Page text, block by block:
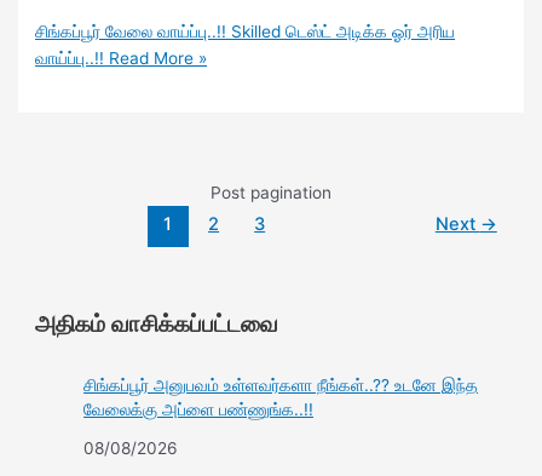
சிங்கப்பூர் வேலை வாய்ப்பு..!! Skilled டெஸ்ட் அடிக்க ஓர் அரிய
வாய்ப்பு..!! Read More »
Post pagination
1 2 3 Next →
அதிகம் வாசிக்கப்பட்டவை
சிங்கப்பூர் அனுபவம் உள்ளவர்களா நீங்கள்..?? உடனே இந்த
வேலைக்கு அப்ளை பண்ணுங்க..!!
08/08/2026